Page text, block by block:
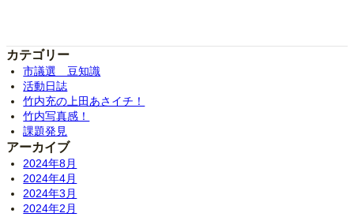
カテゴリー
市議選 豆知識
活動日誌
竹内充の上田あさイチ！
竹内写真感！
課題発見
アーカイブ
2024年8月
2024年4月
2024年3月
2024年2月